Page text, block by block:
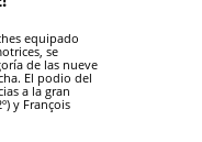
equipado
se
de las nueve
El podio del
a la gran
y François